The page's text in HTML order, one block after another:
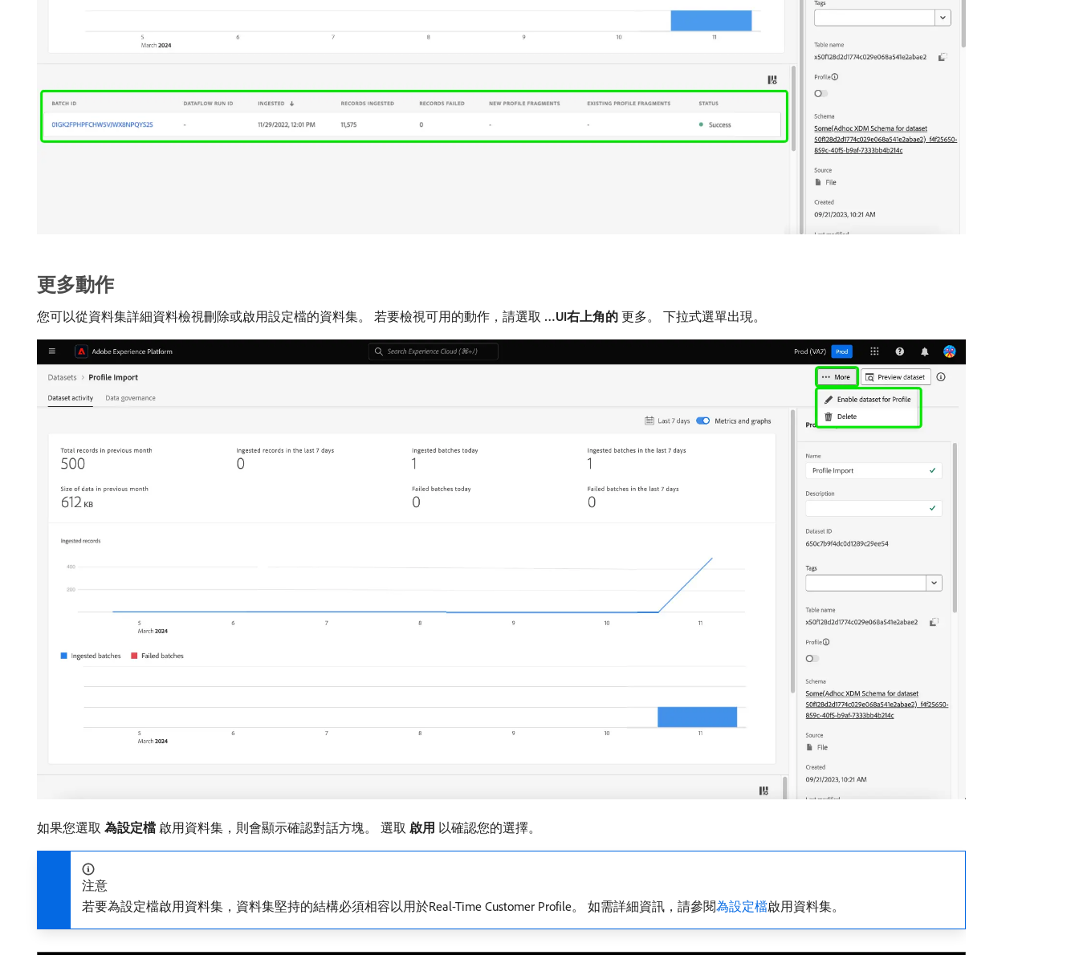
更多動作
您可以從資料集詳細資料檢視刪除或啟用設定檔的資料集。 若要檢視可用的動作，請選取​ …UI右上角的 ​更多。 下拉式選單出現。
如果您選取​ 為設定檔 ​啟用資料集，則會顯示確認對話方塊。 選取​ 啟用 ​以確認您的選擇。
注意
若要為設定檔啟用資料集，資料集堅持的結構必須相容以用於Real-Time Customer Profile。 如需詳細資訊，請參閱為設定檔啟用資料集。